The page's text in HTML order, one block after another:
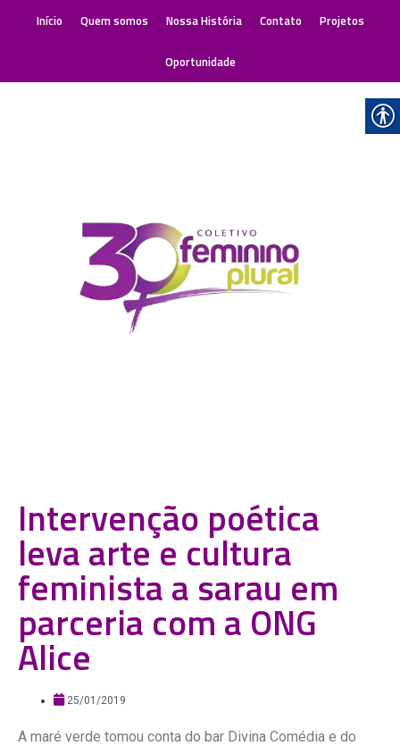
Início Quem somos Nossa História Contato Projetos
Oportunidade
Intervenção poética
leva arte e cultura
feminista a sarau em
parceria com a ONG
Alice
25/01/2019
A maré verde tomou conta do bar Divina Comédia e do